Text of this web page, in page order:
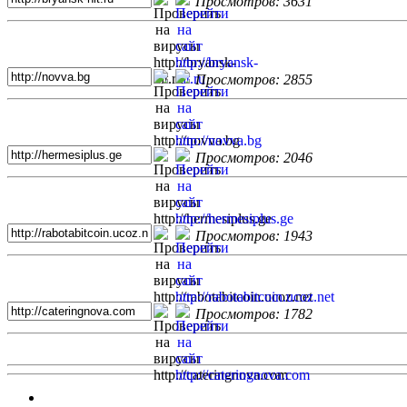
Просмотров: 2855
Просмотров: 2046
Просмотров: 1943
Просмотров: 1782